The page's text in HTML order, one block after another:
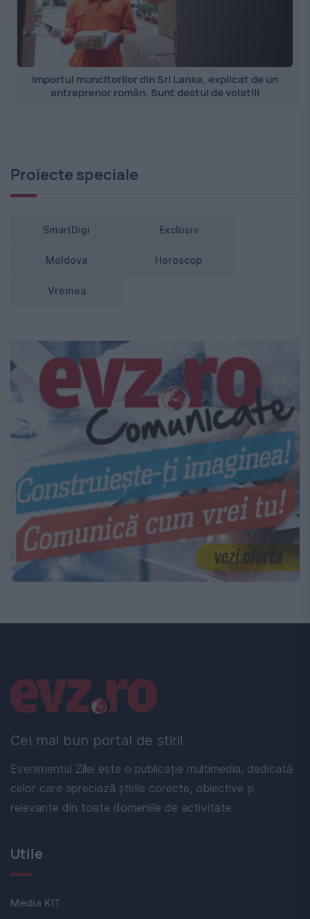
Importul muncitorilor din Sri Lanka, explicat de un
antreprenor român. Sunt destul de volatili
Proiecte speciale
SmartDigi Exclusiv
Moldova Horoscop
Vremea
Cel mai bun portal de stiri!
Evenimentul Zilei este o publicație multimedia, dedicată
celor care apreciază știrile corecte, obiective și
relevante din toate domeniile de activitate
Linkuri utile
Utile
Media KIT